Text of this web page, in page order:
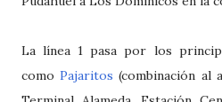
La línea 1 pasa por los
comoPajaritos (combinación al